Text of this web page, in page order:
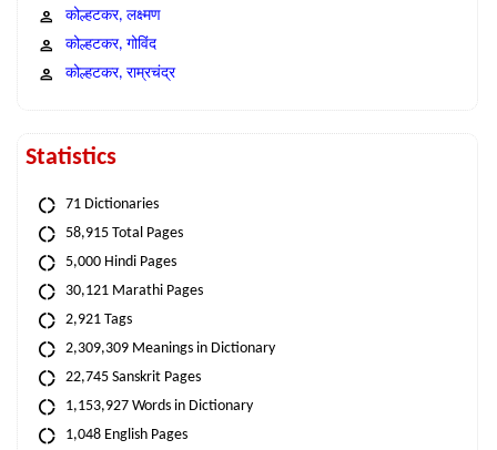
कोल्हटकर, लक्ष्मण
कोल्हटकर, गोविंद
कोल्हटकर, राम्रचंद्र
Statistics
71 Dictionaries
58,915 Total Pages
5,000 Hindi Pages
30,121 Marathi Pages
2,921 Tags
2,309,309 Meanings in Dictionary
22,745 Sanskrit Pages
1,153,927 Words in Dictionary
1,048 English Pages